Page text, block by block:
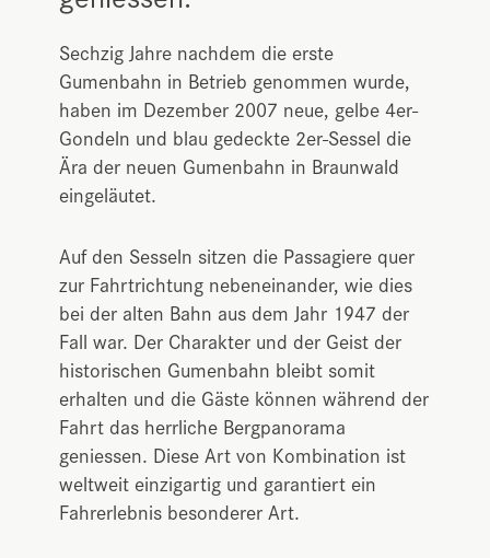
Sechzig Jahre nachdem die erste
Gumenbahn in Betrieb genommen wurde,
haben im Dezember 2007 neue, gelbe 4er-
Gondeln und blau gedeckte 2er-Sessel die
Ära der neuen Gumenbahn in Braunwald
eingeläutet.
Auf den Sesseln sitzen die Passagiere quer
zur Fahrtrichtung nebeneinander, wie dies
bei der alten Bahn aus dem Jahr 1947 der
Fall war. Der Charakter und der Geist der
historischen Gumenbahn bleibt somit
erhalten und die Gäste können während der
Fahrt das herrliche Bergpanorama
geniessen. Diese Art von Kombination ist
weltweit einzigartig und garantiert ein
Fahrerlebnis besonderer Art.